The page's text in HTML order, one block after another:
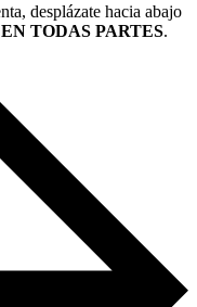
desplázate hacia abajo
TODAS PARTES.